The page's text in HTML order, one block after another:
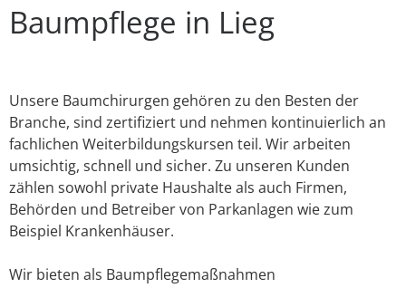
Baumpflege in Lieg
Unsere Baumchirurgen gehören zu den Besten der
Branche, sind zertifiziert und nehmen kontinuierlich an
fachlichen Weiterbildungskursen teil. Wir arbeiten
umsichtig, schnell und sicher. Zu unseren Kunden
zählen sowohl private Haushalte als auch Firmen,
Behörden und Betreiber von Parkanlagen wie zum
Beispiel Krankenhäuser.
Wir bieten als Baumpflegemaßnahmen